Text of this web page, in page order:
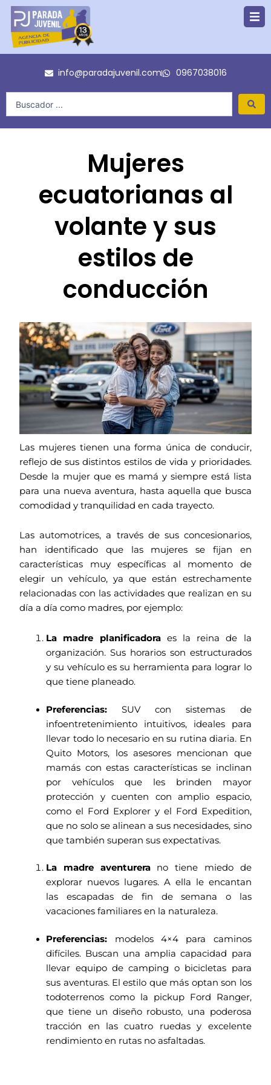
contenido
info@paradajuvenil.com 0967038016
Mujeres
ecuatorianas al
volante y sus
estilos de
conducción
Las mujeres tienen una forma única de conducir,
reflejo de sus distintos estilos de vida y prioridades.
Desde la mujer que es mamá y siempre está lista
para una nueva aventura, hasta aquella que busca
comodidad y tranquilidad en cada trayecto.
Las automotrices, a través de sus concesionarios,
han identificado que las mujeres se fijan en
características muy específicas al momento de
elegir un vehículo, ya que están estrechamente
relacionadas con las actividades que realizan en su
día a día como madres, por ejemplo:
La madre planificadoraes la reina de la
organización. Sus horarios son estructurados
y su vehículo es su herramienta para lograr lo
que tiene planeado.
Preferencias: SUV con sistemas de
infoentretenimiento intuitivos, ideales para
llevar todo lo necesario en su rutina diaria. En
Quito Motors, los asesores mencionan que
mamás con estas características se inclinan
por vehículos que les brinden mayor
protección y cuenten con amplio espacio,
como el Ford Explorer y el Ford Expedition,
que no solo se alinean a sus necesidades, sino
que también superan sus expectativas.
La madre aventurerano tiene miedo de
explorar nuevos lugares. A ella le encantan
las escapadas de fin de semana o las
vacaciones familiares en la naturaleza.
Preferencias: modelos 4×4 para caminos
difíciles. Buscan una amplia capacidad para
llevar equipo de camping o bicicletas para
sus aventuras. El estilo que más optan son los
todoterrenos como la pickup Ford Ranger,
que tiene un diseño robusto, una poderosa
tracción en las cuatro ruedas y excelente
rendimiento en rutas no asfaltadas.